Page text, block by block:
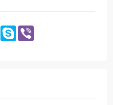
Message
Skype